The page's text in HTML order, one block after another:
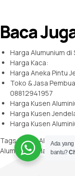
Baca
Harga Alumunium
Harga Kaca:
Harga Aneka Pintu
Toko & Jasa
08812941957
Harga Kusen
Harga Kusen
Harga Kusen
Tags:Harga Alumunium
Alumunium, Harga
Ada
bantu?